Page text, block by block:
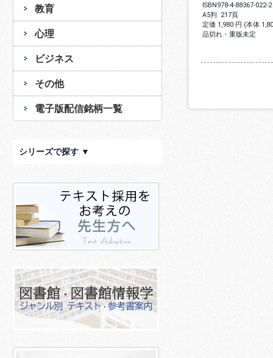
教育
心理
ビジネス
その他
電子版配信銘柄一覧
シリーズで探す ▼
ISBN978-4-88367-022-2
A5判 217頁
定価 1,980 円 (本体
品切れ・重版未定